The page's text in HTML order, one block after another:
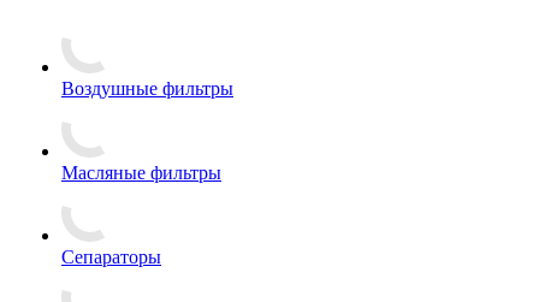
Воздушные фильтры
Масляные фильтры
Сепараторы